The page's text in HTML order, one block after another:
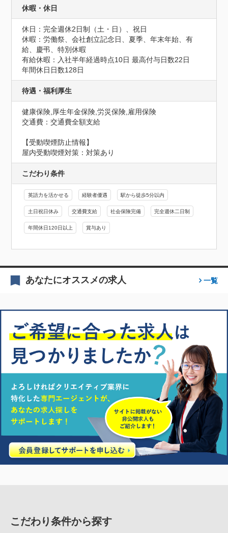
休暇・休日
休日：完全週休2日制（土・日）、祝日
休暇：労働祭、会社創立記念日、夏季、年末年始、有
給、慶弔、特別休暇
有給休暇：入社半年経過時点10日 最高付与日数22日
年間休日日数128日
待遇・福利厚生
健康保険,厚生年金保険,労災保険,雇用保険
交通費：交通費全額支給
【受動喫煙防止情報】
屋内受動喫煙対策：対策あり
こだわり条件
英語力を活かせる 経験者優遇 駅から徒歩5分以内
土日祝日休み 交通費支給 社会保険完備 完全週休二日制
年間休日120日以上 賞与あり
あなたにオススメの求人 一覧
こだわり条件から探す